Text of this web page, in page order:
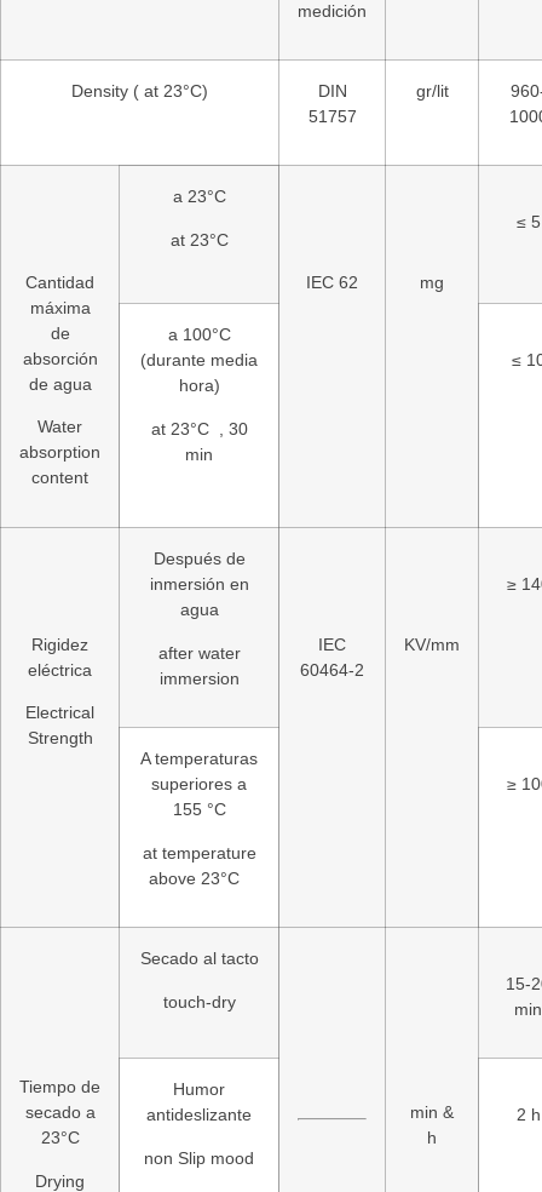
medición
Density ( at 23°C)
DIN
51757
gr/lit
Cantidad
máxima
de
absorción
de agua
Water
absorption
content
a 23°C
at 23°C
IEC 62 mg
≤ 5
a 100°C
(durante media
hora)
at 23°C , 30
min
≤
Rigidez
eléctrica
Electrical
Strength
Después de
inmersión en
agua
after water
immersion
IEC
60464-2
KV/mm
≥
A temperaturas
superiores a
155 °C
at temperature
above 23°C
≥
Tiempo de
secado a
23°C
Drying
Secado al tacto
touch-dry
min &
h
15-
min
Humor
antideslizante
non Slip mood
2 h